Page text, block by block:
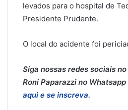
levados para o hospital de
Presidente Prudente.
O local do acidente foi
Siga nossas redes sociais no
Roni Paparazzi no
aqui e se inscreva.